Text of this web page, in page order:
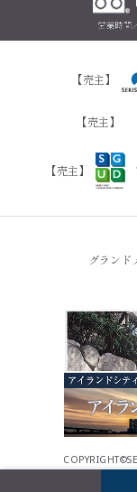
【売主】
【売主】
【売主】
グランド